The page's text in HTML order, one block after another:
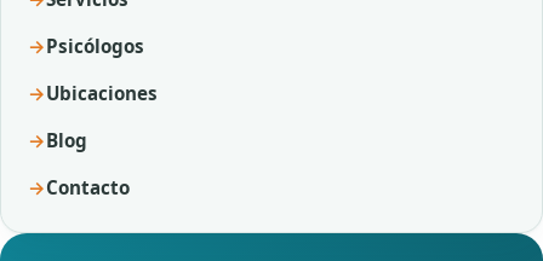
Psicólogos
Ubicaciones
Blog
Contacto